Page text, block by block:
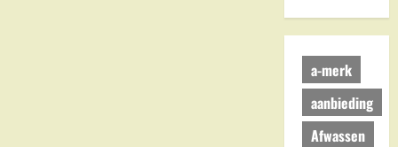
a-merk
aanbieding
Afwassen